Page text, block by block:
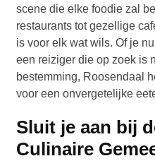
scene die elke foodie zal
restaurants tot gezellige
is voor elk wat wils. Of je
een reiziger die op zoek is
bestemming, Roosendaal
voor een onvergetelijke
Sluit je aan bij
Culinaire